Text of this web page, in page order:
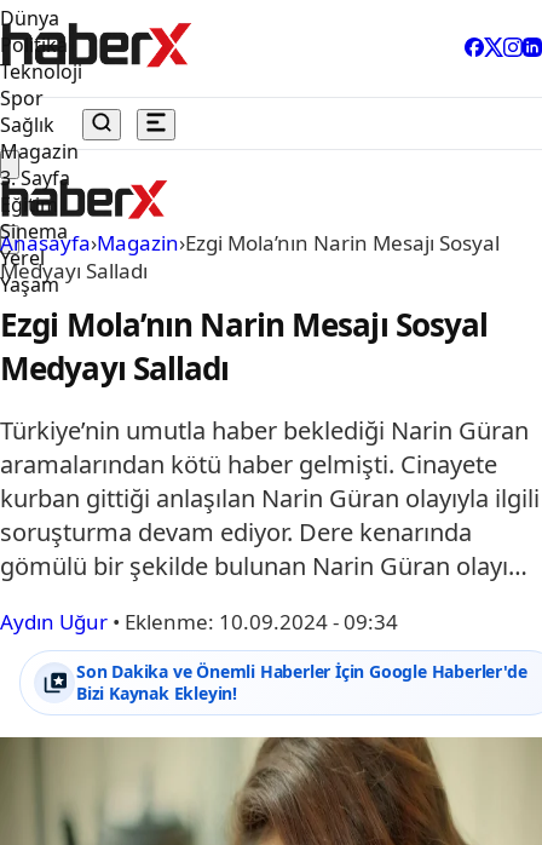
Dünya
Politika
Teknoloji
Spor
Sağlık
Magazin
3. Sayfa
Eğitim
Sinema
Yerel
Yaşam
Anasayfa›Magazin›Ezgi Mola’nın Narin Mesajı Sosyal
Medyayı Salladı
Ezgi Mola’nın Narin Mesajı Sosyal
Medyayı Salladı
Türkiye’nin umutla haber beklediği Narin Güran
aramalarından kötü haber gelmişti. Cinayete
kurban gittiği anlaşılan Narin Güran olayıyla ilgili
soruşturma devam ediyor. Dere kenarında
gömülü bir şekilde bulunan Narin Güran olayı…
Aydın Uğur • Eklenme: 10.09.2024 - 09:34
Son Dakika ve Önemli Haberler İçin Google Haberler'de
Bizi Kaynak Ekleyin!